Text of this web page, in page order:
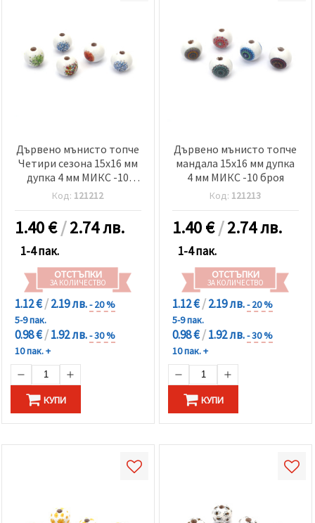
Дървено мънисто топче
Четири сезона 15x16 мм
дупка 4 мм МИКС -10
броя
Код: 121212
1.40€/2.74 лв.
1-4 пак.
ОТСТЪПКИ
ЗА КОЛИЧЕСТВО
1.12 €/2.19 лв.- 20 %
5-9 пак.
0.98 €/1.92 лв.- 30 %
10 пак. +
КУПИ
Дървено мънисто топче
мандала 15x16 мм дупка
4 мм МИКС -10 броя
Код: 121213
1.40€/2.74 лв.
1-4 пак.
ОТСТЪПКИ
ЗА КОЛИЧЕСТВО
1.12 €/2.19 лв.- 20 %
5-9 пак.
0.98 €/1.92 лв.- 30 %
10 пак. +
КУПИ